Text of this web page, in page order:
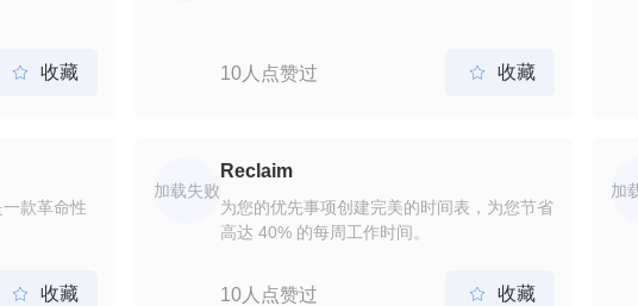
 收藏 10人点赞过  收藏
款革命性
 收藏
加载失败
Reclaim
为您的优先事项创建完美的时间表，为您节省
高达 40% 的每周工作时间。
10人点赞过  收藏
加